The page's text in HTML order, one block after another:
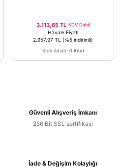
3.113,65 TL KDV Dahil
Havale Fiyatı
2.957,97 TL (%5 indirimli)
Stok Adedi : 0 Adet
Güvenli Alışveriş İmkanı
256 Bit SSL sertifikası
İade & Değişim Kolaylığı